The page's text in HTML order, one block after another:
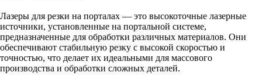
Лазеры для резки на порталах — это высокоточные лазерные
источники, установленные на портальной системе,
предназначенные для обработки различных материалов. Они
обеспечивают стабильную резку с высокой скоростью и
точностью, что делает их идеальными для массового
производства и обработки сложных деталей.